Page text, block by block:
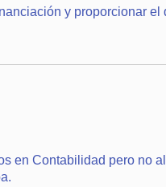
y proporcionar
en Contabilidad pero no